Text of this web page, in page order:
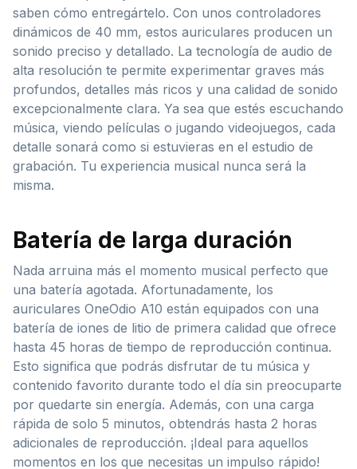
saben cómo entregártelo. Con unos controladores
dinámicos de 40 mm, estos auriculares producen un
sonido preciso y detallado. La tecnología de audio de
alta resolución te permite experimentar graves más
profundos, detalles más ricos y una calidad de sonido
excepcionalmente clara. Ya sea que estés escuchando
música, viendo películas o jugando videojuegos, cada
detalle sonará como si estuvieras en el estudio de
grabación. Tu experiencia musical nunca será la
misma.
Batería de larga duración
Nada arruina más el momento musical perfecto que
una batería agotada. Afortunadamente, los
auriculares OneOdio A10 están equipados con una
batería de iones de litio de primera calidad que ofrece
hasta 45 horas de tiempo de reproducción continua.
Esto significa que podrás disfrutar de tu música y
contenido favorito durante todo el día sin preocuparte
por quedarte sin energía. Además, con una carga
rápida de solo 5 minutos, obtendrás hasta 2 horas
adicionales de reproducción. ¡Ideal para aquellos
momentos en los que necesitas un impulso rápido!